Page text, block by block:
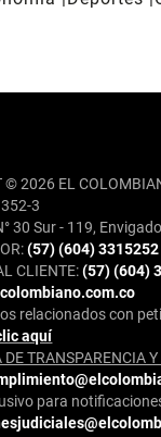
© 2026 EL
3
30 Sur - 119,
(57) (604) 3315252
CLIENTE:(57) (604)
relacionados con
aquí
DE TRANSPARENCIA
para